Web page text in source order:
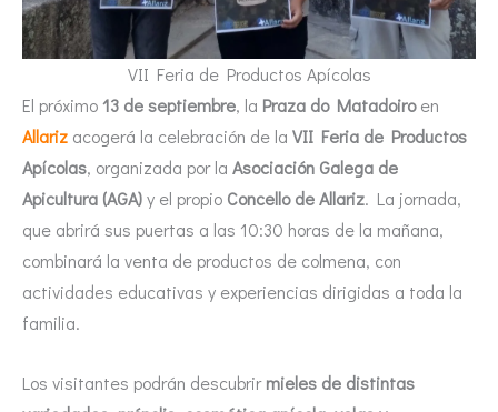
VII Feria de Productos Apícolas
El próximo13 de septiembre, la Praza do Matadoiroen
Allariz acogerá la celebración de la VII Feria de Productos
Apícolas, organizada por la Asociación Galega de
Apicultura (AGA)y el propio Concello de Allariz. La jornada,
que abrirá sus puertas a las 10:30 horas de la mañana,
combinará la venta de productos de colmena, con
actividades educativas y experiencias dirigidas a toda la
familia.
Los visitantes podrán descubrirmieles de distintas